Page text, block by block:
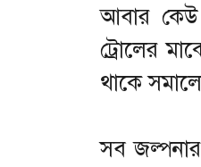
আবার কেউ
ট্রোলের
থাকে
সব জল্পনার